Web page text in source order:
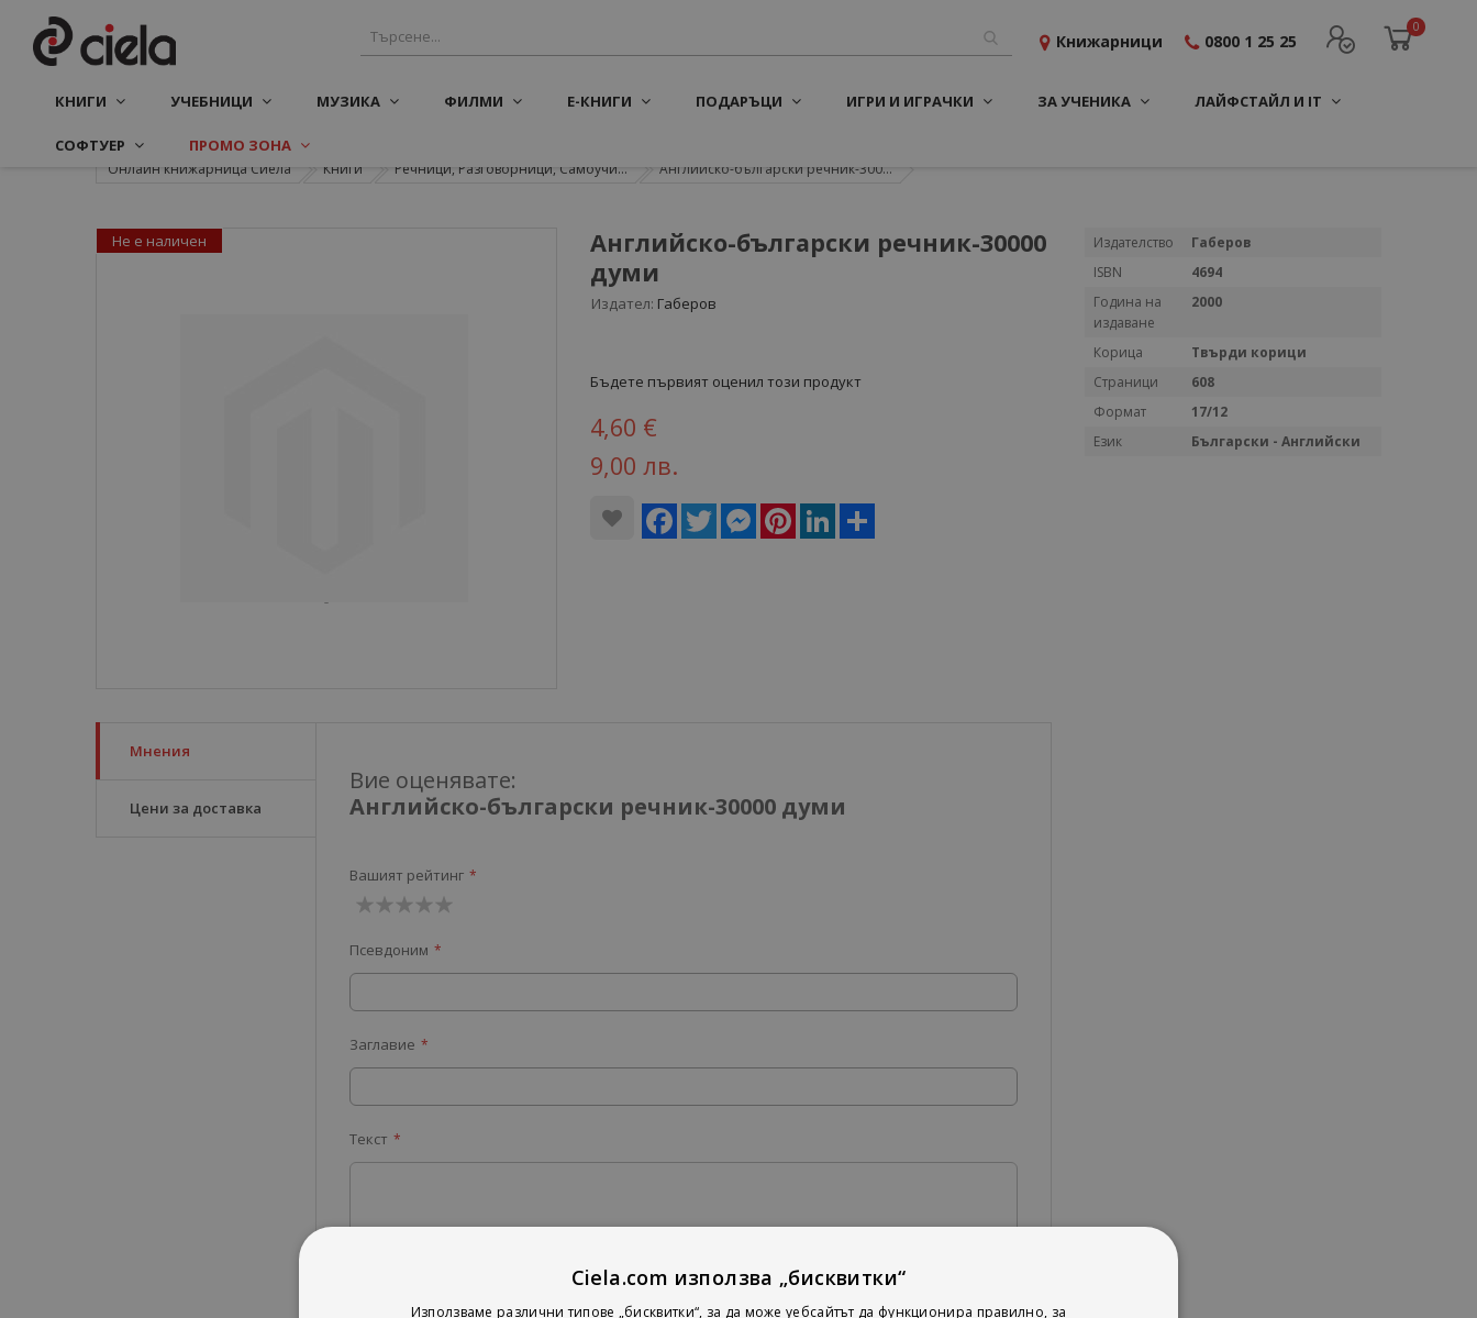
0
Книжарници 0800 1 25 25
КНИГИ УЧЕБНИЦИ МУЗИКА ФИЛМИ Е-КНИГИ ПОДАРЪЦИ ИГРИ И ИГРАЧКИ ЗА УЧЕНИКА ЛАЙФСТАЙЛ И IT
СОФТУЕР ПРОМО ЗОНА
Онлайн книжарница Сиела Книги Речници, Разговорници, Самоучи... Английско-български речник-300...
Английско-български речник-30000
думи
Издател: Габеров
Бъдете първият оценил този продукт
4,60 €
9,00 лв.
Facebook
Twitter MessengerPinterestLinkedIn
Не е наличен
Мнения
Цени за доставка
Вие оценявате:
Английско-български речник-30000 думи
Вашият рейтинг
звезда
звезди
звезди
звезди
звезди
Псевдоним
Заглавие
Текст
Изпрати
Повече
Издателство
Габеров
ISBN
4694
Година на
издаване
2000
Корица
Твърди корици
Страници
608
Формат
17/12
Език
Български - Английски
Ciela.com използва „бисквитки“
Използваме различни типове „бисквитки“, за да може уебсайтът да функционира правилно, за